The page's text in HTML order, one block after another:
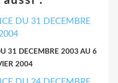
31 DECEMBRE 2003 AU 6
2004